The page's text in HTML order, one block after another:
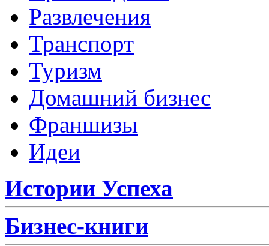
Развлечения
Транспорт
Туризм
Домашний бизнес
Франшизы
Идеи
Истории Успеха
Бизнес-книги